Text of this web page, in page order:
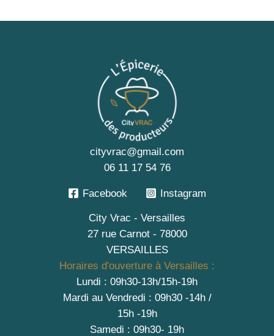
cityvrac@gmail.com
06 11 17 54 76
Facebook Instagram
City Vrac - Versailles
27 rue Carnot - 78000
VERSAILLES
Horaires d'ouverture à Versailles :
Lundi : 09h30-13h/15h-19h
Mardi au Vendredi : 09h30 -14h /
15h -19h
Samedi : 09h30- 19h